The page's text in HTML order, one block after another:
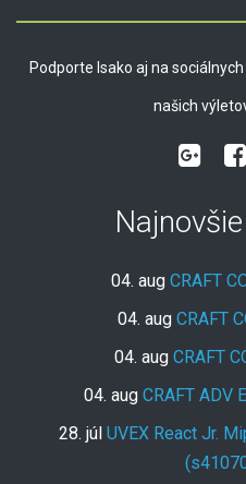
Podporte Isako aj na
našich
04. aug CRAFT
04. aug CRAFT
04. aug CRAFT
04. aug CRAFT ADV
28. júl UVEX React Jr.